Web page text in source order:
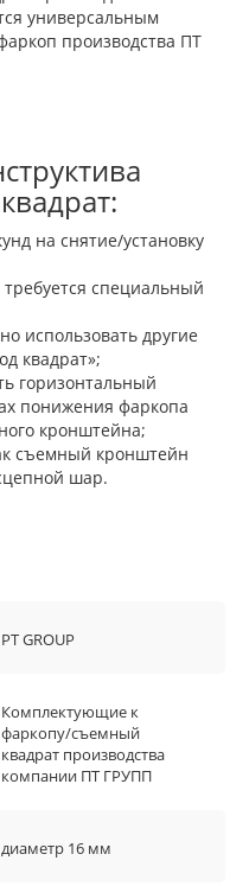
универсальным
производства ПТ
на снятие/установку
специальный
использовать другие
квадрат»;
горизонтальный
понижения фаркопа
кронштейна;
съемный кронштейн
шар.
PT GROUP
Комплектующие к
фаркопу/съемный
квадрат производства
компании ПТ ГРУПП
диаметр 16 мм